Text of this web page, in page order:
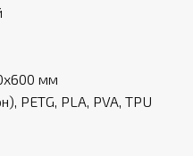
мм
PETG, PLA, PVA, TPU